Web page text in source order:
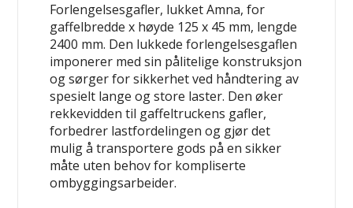
Forlengelsesgafler, lukket Amna, for
gaffelbredde x høyde 125 x 45 mm, lengde
2400 mm. Den lukkede forlengelsesgaflen
imponerer med sin pålitelige konstruksjon
og sørger for sikkerhet ved håndtering av
spesielt lange og store laster. Den øker
rekkevidden til gaffeltruckens gafler,
forbedrer lastfordelingen og gjør det
mulig å transportere gods på en sikker
måte uten behov for kompliserte
ombyggingsarbeider.